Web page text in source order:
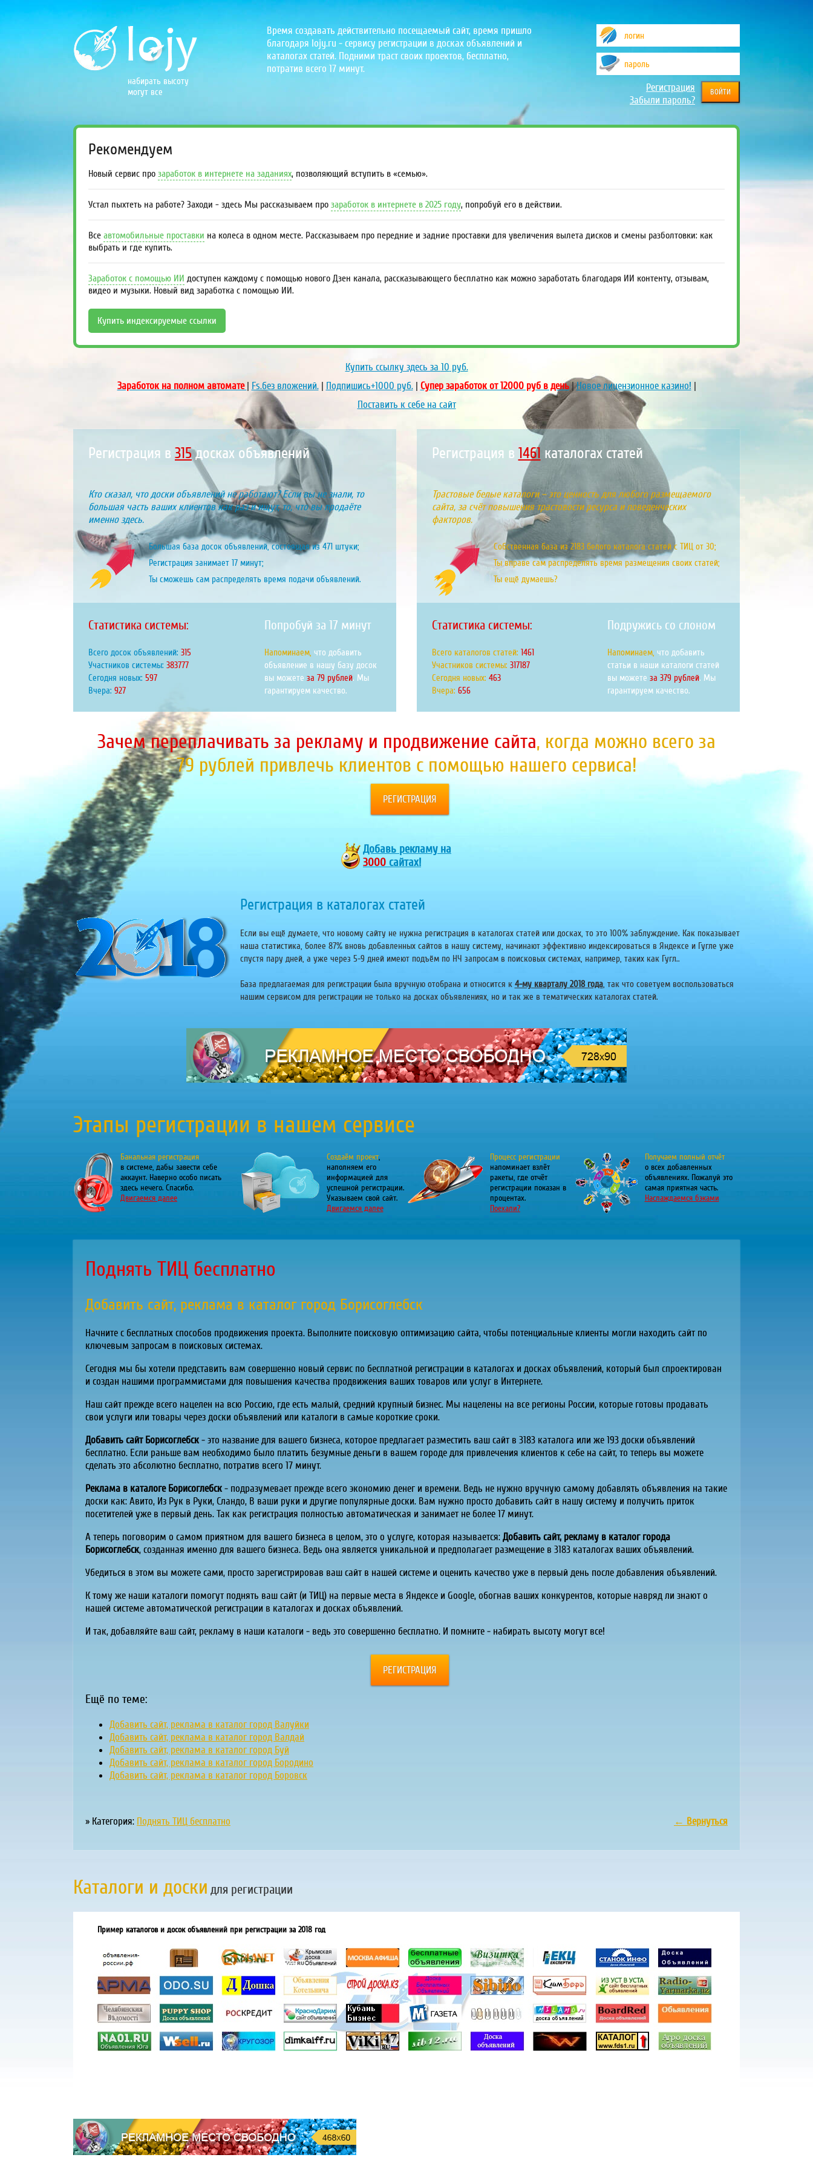
набирать высоту
могут все
Время создавать действительно посещаемый сайт, время пришло
благодаря lojy.ru - сервису регистрации в досках объявлений и
каталогах статей. Подними траст своих проектов, бесплатно,
потратив всего 17 минут.
Регистрация
Забыли пароль?
Рекомендуем
Новый сервис про заработок в интернете на заданиях, позволяющий вступить в «семью».
Устал пыхтеть на работе? Заходи - здесь Мы рассказываем про заработок в интернете в 2025 году, попробуй его в действии.
Все автомобильные проставки на колеса в одном месте. Рассказываем про передние и задние проставки для увеличения вылета дисков и смены разболтовки: как
выбрать и где купить.
Заработок с помощью ИИ доступен каждому с помощью нового Дзен канала, рассказывающего бесплатно как можно заработать благодаря ИИ контенту, отзывам,
видео и музыки. Новый вид заработка с помощью ИИ.
Купить индексируемые ссылки
Купить ссылку здесь за 10 руб.
Заработок на полном автомате| Fs.без вложений.| Подпишись+1000 руб.| Супер заработок от 12000 руб в день|Новое лицензионное казино! |
Поставить к себе на сайт
Регистрация в 390досках объявлений
Кто сказал, что доски объявлений не работают? Если вы не знали, то
большая часть ваших клиентов как раз и ищут, то, что вы продаёте
именно здесь.
Большая база досок объявлений, состоящая из 471 штуки;
Регистрация занимает 17 минут;
Ты сможешь сам распределять время подачи объявлений.
Статистика системы:
Всего досок объявлений: 390
Участников системы: 475068
Сегодня новых: 739
Вчера: 1148
Попробуй за 17 минут
Напоминаем, что добавить
объявление в нашу базу досок
вы можете за 79 рублей. Мы
гарантируем качество.
Регистрация в 1808 каталогах статей
Трастовые белые каталоги – это ценность для любого размещаемого
сайта, за счёт повышения трастовости ресурса и поведенческих
факторов.
Собственная база из 2183 белого каталога статей с ТИЦ от 30;
Ты вправе сам распределять время размещения своих статей;
Ты ещё думаешь?
Статистика системы:
Всего каталогов статей: 1808
Участников системы: 392637
Сегодня новых: 573
Вчера: 812
Подружись со слоном
Напоминаем, что добавить
статьи в наши каталоги статей
вы можетеза 379 рублей. Мы
гарантируем качество.
Зачем переплачивать за рекламу и продвижение сайта, когда можно всего за
79 рублей привлечь клиентов с помощью нашего сервиса!
РЕГИСТРАЦИЯ
Добавь рекламу на
3000 сайтах!
Регистрация в каталогах статей
Если вы ещё думаете, что новому сайту не нужна регистрация в каталогах статей или досках, то это 100% заблуждение. Как показывает
наша статистика, более 87% вновь добавленных сайтов в нашу систему, начинают эффективно индексироваться в Яндексе и Гугле уже
спустя пару дней, а уже через 5-9 дней имеют подъём по НЧ запросам в поисковых системах, например, таких как Гугл..
База предлагаемая для регистрации была вручную отобрана и относится к 4-му кварталу 2018 года, так что советуем воспользоваться
нашим сервисом для регистрации не только на досках объявлениях, но и так же в тематических каталогах статей.
Этапы регистрации в нашем сервисе
Банальная регистрация
в системе, дабы завести себе
аккаунт. Наверно особо писать
здесь нечего. Спасибо.
Двигаемся далее
Создаём проект,
наполняем его
информацией для
успешной регистрации.
Указываем свой сайт.
Двигаемся далее
Процесс регистрации
напоминает взлёт
ракеты, где отчёт
регистрации показан в
процентах.
Поехали?
Получаем полный отчёт
о всех добавленных
объявлениях. Пожалуй это
самая приятная часть.
Наслаждаемся бэками
Поднять ТИЦ бесплатно
Добавить сайт, реклама в каталог город Борисоглебск
Начните с бесплатных способов продвижения проекта. Выполните поисковую оптимизацию сайта, чтобы потенциальные клиенты могли находить сайт по
ключевым запросам в поисковых системах.
Сегодня мы бы хотели представить вам совершенно новый сервис по бесплатной регистрации в каталогах и досках объявлений, который был спроектирован
и создан нашими программистами для повышения качества продвижения ваших товаров или услуг в Интернете.
Наш сайт прежде всего нацелен на всю Россию, где есть малый, средний крупный бизнес. Мы нацелены на все регионы России, которые готовы продавать
свои услуги или товары через доски объявлений или каталоги в самые короткие сроки.
Добавить сайт Борисоглебск- это название для вашего бизнеса, которое предлагает разместить ваш сайт в 3183 каталога или же 193 доски объявлений
бесплатно. Если раньше вам необходимо было платить безумные деньги в вашем городе для привлечения клиентов к себе на сайт, то теперь вы можете
сделать это абсолютно бесплатно, потратив всего 17 минут.
Реклама в каталоге Борисоглебск- подразумевает прежде всего экономию денег и времени. Ведь не нужно вручную самому добавлять объявления на такие
доски как:Авито, Из Рук в Руки,Сландо, В ваши руки и другие популярные доски. Вам нужно просто добавить сайт в нашу систему и получить приток
посетителей уже в первый день. Так как регистрация полностью автоматическая и занимает не более 17 минут.
А теперь поговорим о самом приятном для вашего бизнеса в целом, это о услуге, которая называется:Добавить сайт, рекламу в каталог города
Борисоглебск, созданная именно для вашего бизнеса. Ведь она является уникальной и предполагает размещение в 3183 каталогах ваших объявлений.
Убедиться в этом вы можете сами, просто зарегистрировав ваш сайт в нашей системе и оценить качество уже в первый день после добавления объявлений.
К тому же наши каталоги помогут поднять ваш сайт (и ТИЦ) на первые места в Яндексе и Google, обогнав ваших конкурентов, которые навряд ли знают о
нашей системе автоматической регистрации в каталогах и досках объявлений.
И так, добавляйте ваш сайт, рекламу в наши каталоги - ведь это совершенно бесплатно. И помните - набирать высоту могут все!
РЕГИСТРАЦИЯ
Ещё по теме:
Добавить сайт, реклама в каталог город Валуйки
Добавить сайт, реклама в каталог город Валдай
Добавить сайт, реклама в каталог город Буй
Добавить сайт, реклама в каталог город Бородино
Добавить сайт, реклама в каталог город Боровск
» Категория: Поднять ТИЦ бесплатно ← Вернуться
Каталоги и доски для регистрации
Пример каталогов и досок объявлений при регистрации за 2018 год